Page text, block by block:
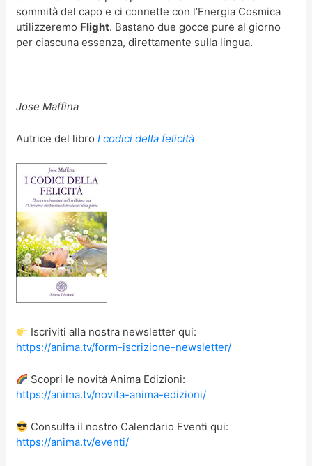
sommità del capo e ci connette con l’Energia Cosmica
utilizzeremo Flight. Bastano due gocce pure al giorno
per ciascuna essenza, direttamente sulla lingua.
Jose Maffina
Autrice del libro I codici della felicità
Iscriviti alla nostra newsletter qui:
https://anima.tv/form-iscrizione-newsletter/
Scopri le novità Anima Edizioni:
https://anima.tv/novita-anima-edizioni/
Consulta il nostro Calendario Eventi qui:
https://anima.tv/eventi/